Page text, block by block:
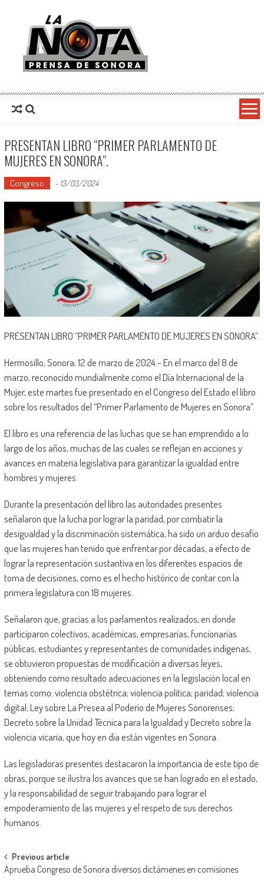
La Nota Prensa De Sonora
PRESENTAN LIBRO “PRIMER PARLAMENTO DE
MUJERES EN SONORA”.
Congreso - 13/03/2024
PRESENTAN LIBRO “PRIMER PARLAMENTO DE MUJERES EN SONORA”.
Hermosillo, Sonora; 12 de marzo de 2024.- En el marco del 8 de
marzo, reconocido mundialmente como el Día Internacional de la
Mujer, este martes fue presentado en el Congreso del Estado el libro
sobre los resultados del “Primer Parlamento de Mujeres en Sonora”.
El libro es una referencia de las luchas que se han emprendido a lo
largo de los años, muchas de las cuales se reflejan en acciones y
avances en materia legislativa para garantizar la igualdad entre
hombres y mujeres.
Durante la presentación del libro las autoridades presentes
señalaron que la lucha por lograr la paridad, por combatir la
desigualdad y la discriminación sistemática, ha sido un arduo desafío
que las mujeres han tenido que enfrentar por décadas, a efecto de
lograr la representación sustantiva en los diferentes espacios de
toma de decisiones, como es el hecho histórico de contar con la
primera legislatura con 18 mujeres.
Señalaron que, gracias a los parlamentos realizados, en donde
participaron colectivos, académicas, empresarias, funcionarias
públicas, estudiantes y representantes de comunidades indígenas,
se obtuvieron propuestas de modificación a diversas leyes,
obteniendo como resultado adecuaciones en la legislación local en
temas como: violencia obstétrica; violencia política; paridad; violencia
digital; Ley sobre La Presea al Poderío de Mujeres Sonorenses;
Decreto sobre la Unidad Técnica para la Igualdad y Decreto sobre la
violencia vicaria, que hoy en día están vigentes en Sonora.
Las legisladoras presentes destacaron la importancia de este tipo de
obras, porque se ilustra los avances que se han logrado en el estado,
y la responsabilidad de seguir trabajando para lograr el
empoderamiento de las mujeres y el respeto de sus derechos
humanos.
Post
navigation
Previous article
Aprueba Congreso de Sonora diversos dictámenes en comisiones